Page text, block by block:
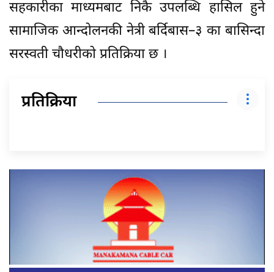
सहकारीका माध्यमबाट निकै उपलब्धि हासिल हुने
सामाजिक आन्दोलनकी नेत्री बर्दिबास–३ का बासिन्दा
सरस्वती चौधरीको प्रतिक्रिया छ ।
प्रतिक्रिया